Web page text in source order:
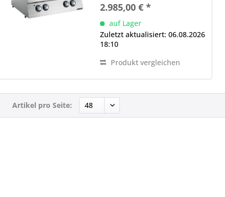
versiegelt Energieregler je
Doppelheizzone,
Restwärmeanzeige Hinweis:
Ideal für das...
2.985,00 € *
auf Lager
Zuletzt aktualisiert: 06.08.2026
18:10
Produkt vergleichen
Artikel pro Seite: